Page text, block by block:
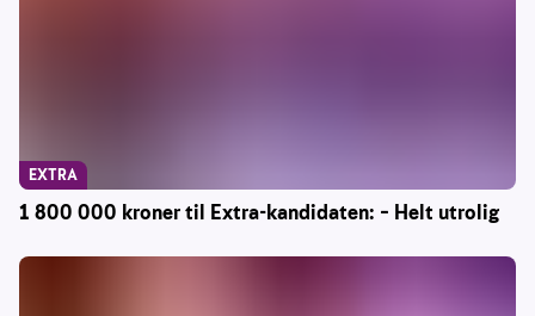
1 800 000 kroner til Extra-kandidaten: – Helt utrolig
EXTRA